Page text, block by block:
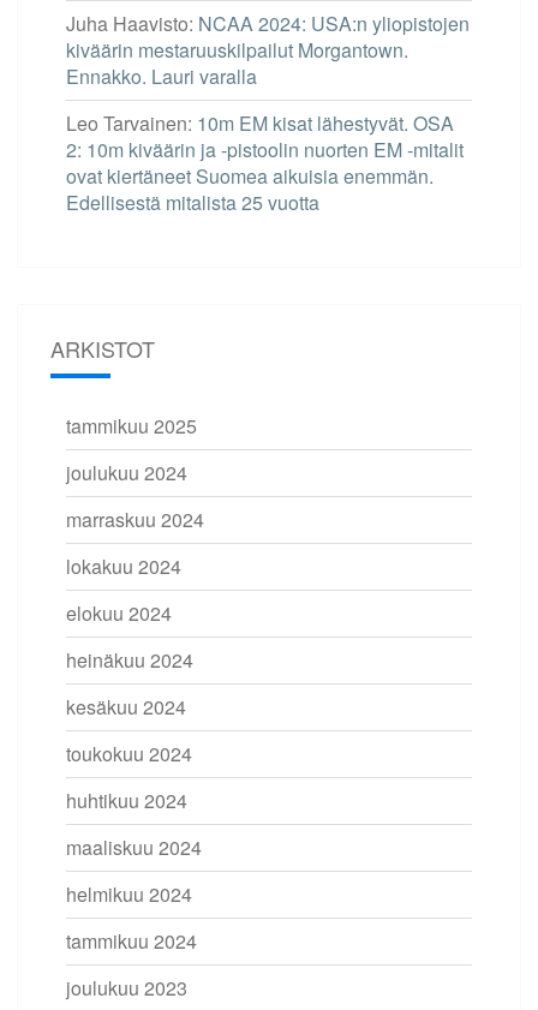
Juha Haavisto: NCAA 2024: USA:n yliopistojen
kiväärin mestaruuskilpailut Morgantown.
Ennakko. Lauri varalla
Leo Tarvainen: 10m EM kisat lähestyvät. OSA
2: 10m kiväärin ja -pistoolin nuorten EM -mitalit
ovat kiertäneet Suomea aikuisia enemmän.
Edellisestä mitalista 25 vuotta
ARKISTOT
tammikuu 2025
joulukuu 2024
marraskuu 2024
lokakuu 2024
elokuu 2024
heinäkuu 2024
kesäkuu 2024
toukokuu 2024
huhtikuu 2024
maaliskuu 2024
helmikuu 2024
tammikuu 2024
joulukuu 2023